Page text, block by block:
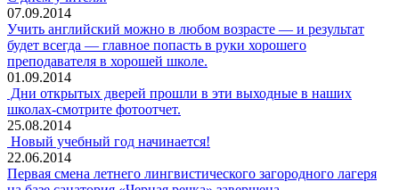
07.09.2014
Учить английский можно в любом возрасте — и результат
будет всегда — главное попасть в руки хорошего
преподавателя в хорошей школе.
01.09.2014
Дни открытых дверей прошли в эти выходные в наших
школах-смотрите фотоотчет.
25.08.2014
Новый учебный год начинается!
22.06.2014
Первая смена летнего лингвистического загородного лагеря